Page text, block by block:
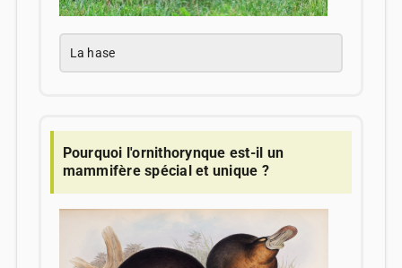
La hase
Pourquoi l'ornithorynque est-il un
mammifère spécial et unique ?